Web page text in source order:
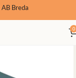
Breda
0